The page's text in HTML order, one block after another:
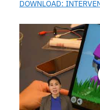
DOWNLOAD: